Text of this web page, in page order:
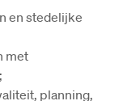
en stedelijke
met
planning,